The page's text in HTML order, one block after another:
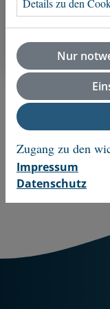
Gesamtpreis
Details zu den
Nur
Zugang zu den
Impressum
Datenschutz